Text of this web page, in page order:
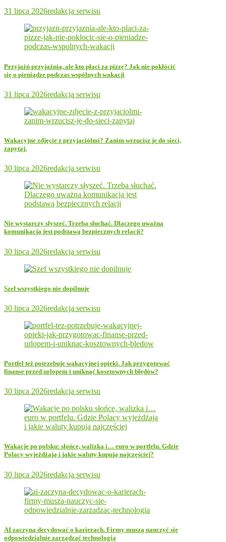
31 lipca 2026redakcja serwisu
Przyjaźń przyjaźnią, ale kto płaci za pizzę? Jak nie pokłócić
się o pieniądze podczas wspólnych wakacji
31 lipca 2026redakcja serwisu
Wakacyjne zdjęcie z przyjaciółmi? Zanim wrzucisz je do sieci,
zapytaj.
30 lipca 2026redakcja serwisu
Nie wystarczy słyszeć. Trzeba słuchać. Dlaczego uważna
komunikacja jest podstawą bezpiecznych relacji?
30 lipca 2026redakcja serwisu
Szef wszystkiego nie dopilnuje
30 lipca 2026redakcja serwisu
Portfel też potrzebuje wakacyjnej opieki. Jak przygotować
finanse przed urlopem i uniknąć kosztownych błędów?
30 lipca 2026redakcja serwisu
Wakacje po polsku: słońce, walizka i… euro w portfelu. Gdzie
Polacy wyjeżdżają i jakie waluty kupują najczęściej?
30 lipca 2026redakcja serwisu
AI zaczyna decydować o karierach. Firmy muszą nauczyć się
odpowiedzialnie zarządzać technologią